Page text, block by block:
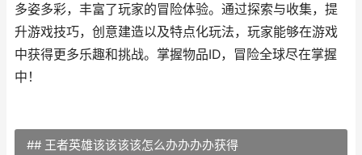
多姿多彩，丰富了玩家的冒险体验。通过探索与收集，提
升游戏技巧，创意建造以及特点化玩法，玩家能够在游戏
中获得更多乐趣和挑战。掌握物品ID，冒险全球尽在掌握
中！
## 王者英雄该该该该怎么办办办办获得